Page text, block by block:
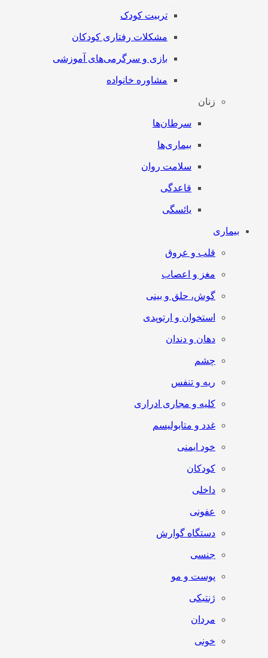
تربیت کودک
مشکلات رفتاری کودکان
بازی و سرگرمی‌های آموزشی
مشاوره خانواده
زنان
سرطان‌‌ها
بیماری‌ها
سلامت روان
قاعدگی
یائسگی
بیماری
قلب و عروق
مغز و اعصاب
گوش، حلق و بینی
استخوان و ارتوپدی
دهان و دندان
چشم
ریه و تنفس
کلیه و مجاری ادراری
غدد و متابولیسم
خود ایمنی
کودکان
داخلی
عفونی
دستگاه گوارش
جنسی
پوست و مو
ژنتیکی
مردان
خونی